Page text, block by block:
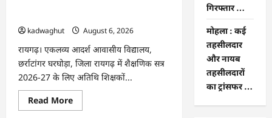
…
kadwaghut
August 6, 2026
रायगढ़। एकलव्य आदर्श आवासीय विद्यालय,
छर्राटांगर घरघोड़ा, जिला रायगढ़ में शैक्षणिक सत्र
2026-27 के लिए अतिथि शिक्षकों...
Read MoreRead
more
गिरफ्तार …
मोहला : कई
तहसीलदार
और नायब
तहसीलदारों
का ट्रांसफर …